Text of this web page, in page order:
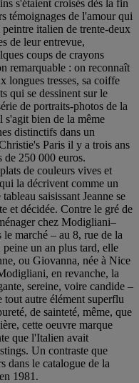
s'étaient croisés dès la fin
témoignages de l'amour qui
italien de trente-deux
de leur entrevue,
coups de crayons
remarquable : on reconnaît
longues tresses, sa coiffe
qui se dessinent sur le
de portraits-photos de la
s'agit bien de la même
distinctifs dans un
Paris il y a trois ans
de 250 000 euros.
de couleurs vives et
la décrivent comme un
saisissant Jeanne se
et décidée. Contre le gré de
chez Modigliani–
marché – au 8, rue de la
un an plus tard, elle
ou Giovanna, née à Nice
en revanche, la
sereine, voire candide –
tout autre élément superflu
de sainteté, même, que
cette oeuvre marque
que l'Italien avait
Un contraste que
dans le catalogue de la
1981.